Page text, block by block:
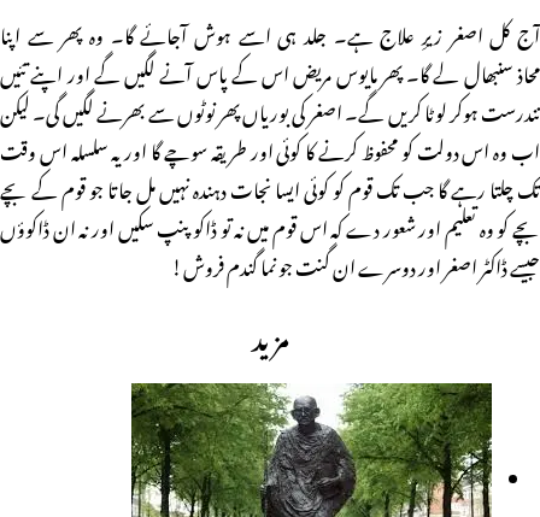
آج کل اصغر زیرِ علاج ہے۔ جلد ہی اسے ہوش آجائے گا۔ وہ پھر سے اپنا
محاذ سنبھال لے گا۔ پھر مایوس مریض اس کے پاس آنے لگیں گے اور اپنے تئیں
تندرست ہوکر لوٹا کریں گے۔ اصغر کی بوریاں پھر نوٹوں سے بھرنے لگیں گی۔ لیکن
اب وہ اس دولت کو محفوظ کرنے کا کوئی اور طریقہ سوچے گا اور یہ سلسلہ اس وقت
تک چلتا رہے گا جب تک قوم کو کوئی ایسا نجات دہندہ نہیں مل جاتا جو قوم کے بچے
بچے کو وہ تعلیم اور شعور دے کہ اس قوم میں نہ تو ڈاکو پنپ سکیں اور نہ ان ڈاکوؤں
جیسے ڈاکٹر اصغر اور دوسرے ان گنت جو نما گندم فروش!
مزید